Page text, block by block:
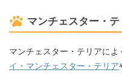
マンチェスター・
マンチェスター・テリアに
イ・マンチェスター・テリア